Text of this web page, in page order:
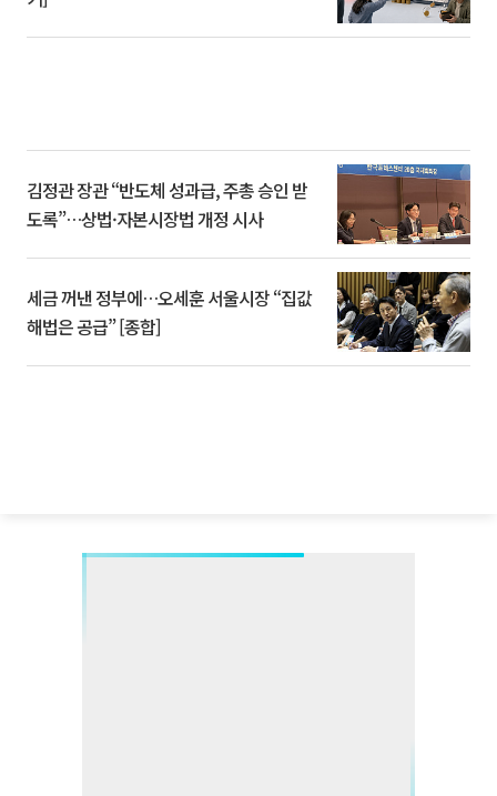
김정관 장관 “반도체 성과급, 주총 승인 받
도록”…상법·자본시장법 개정 시사
세금 꺼낸 정부에…오세훈 서울시장 “집값
해법은 공급” [종합]